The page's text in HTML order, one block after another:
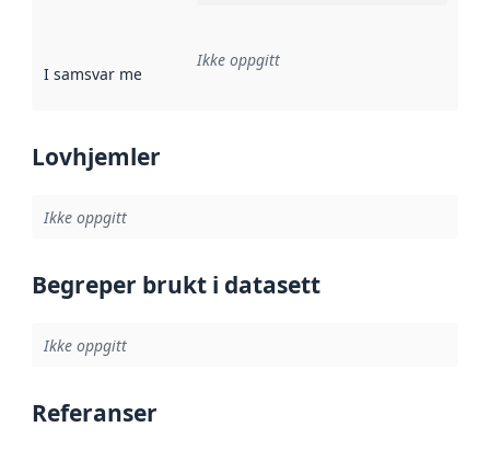
I samsvar med Referanse til en implementasjonsregel
Ikke oppgitt
Lovhjemler
Ikke oppgitt
Begreper brukt i datasett
Ikke oppgitt
Referanser